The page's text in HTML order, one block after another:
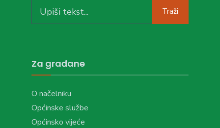
for:
Traži
Za građane
O načelniku
Općinske službe
Općinsko vijeće